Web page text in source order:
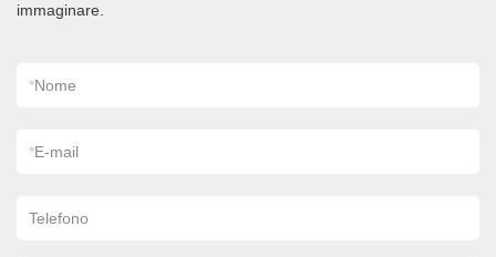
immaginare.
*Nome
*E-mail
Telefono